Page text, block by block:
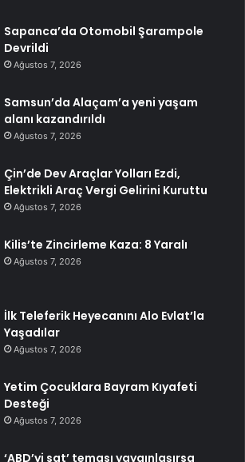
Sapanca’da Otomobil Şarampole
Devrildi
Ağustos 7, 2026
Samsun’da Alaçam’a yeni yaşam
alanı kazandırıldı
Ağustos 7, 2026
Çin’de Dev Araçlar Yolları Ezdi,
Elektrikli Araç Vergi Gelirini Kuruttu
Ağustos 7, 2026
Kilis’te Zincirleme Kaza: 8 Yaralı
Ağustos 7, 2026
İlk Teleferik Heyecanını Alo Evlat’la
Yaşadılar
Ağustos 7, 2026
Yetim Çocuklara Bayram Kıyafeti
Desteği
Ağustos 7, 2026
‘ABD’yi sat’ teması yaygınlaşırsa